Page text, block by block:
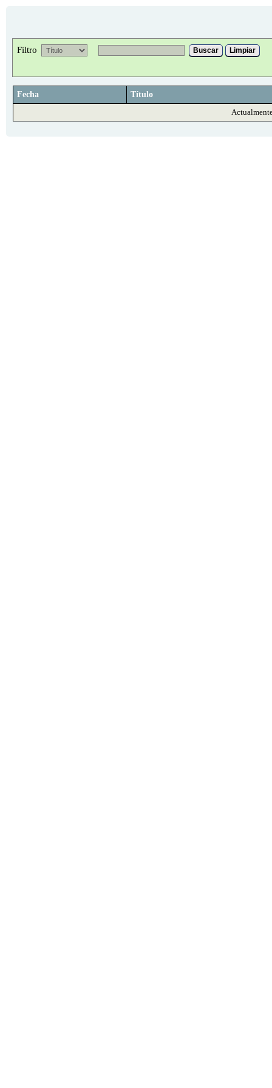
Filtro Buscar Limpiar
Fecha
Título